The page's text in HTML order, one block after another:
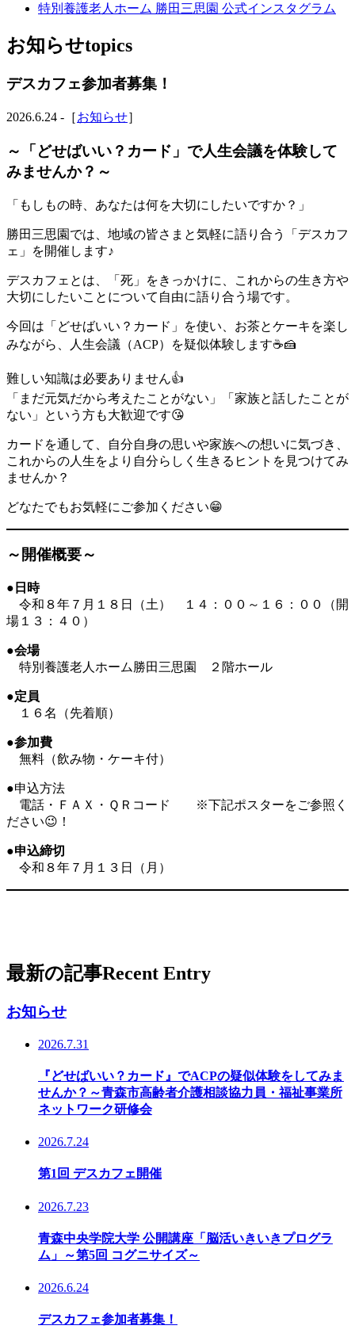
特別養護老人ホーム 勝田三思園 公式インスタグラム
お知らせtopics
デスカフェ参加者募集！
2026.6.24 -［お知らせ］
～「どせばいい？カード」で人生会議を体験して
みませんか？～
「もしもの時、あなたは何を大切にしたいですか？」
勝田三思園では、地域の皆さまと気軽に語り合う「デスカフ
ェ」を開催します♪
デスカフェとは、「死」をきっかけに、これからの生き方や
大切にしたいことについて自由に語り合う場です。
今回は「どせばいい？カード」を使い、お茶とケーキを楽し
みながら、人生会議（ACP）を疑似体験します☕🍰
難しい知識は必要ありません👍
「まだ元気だから考えたことがない」「家族と話したことが
ない」という方も大歓迎です😘
カードを通して、自分自身の思いや家族への想いに気づき、
これからの人生をより自分らしく生きるヒントを見つけてみ
ませんか？
どなたでもお気軽にご参加ください😁
～開催概要～
● 日時
令和８年７月１８日（土） １４：００～１６：００（開
場１３：４０）
●会場
特別養護老人ホーム勝田三思園 ２階ホール
●定員
１６名（先着順）
●参加費
無料（飲み物・ケーキ付）
●申込方法
電話・ＦＡＸ・ＱＲコード ※下記ポスターをご参照く
ださい😉！
●申込締切
令和８年７月１３日（月）
最新の記事Recent Entry
お知らせ
2026.7.31
『どせばいい？カード』でACPの疑似体験をしてみま
せんか？～青森市高齢者介護相談協力員・福祉事業所
ネットワーク研修会
2026.7.24
第1回 デスカフェ開催
2026.7.23
青森中央学院大学 公開講座「脳活いきいきプログラ
ム」～第5回 コグニサイズ～
2026.6.24
デスカフェ参加者募集！